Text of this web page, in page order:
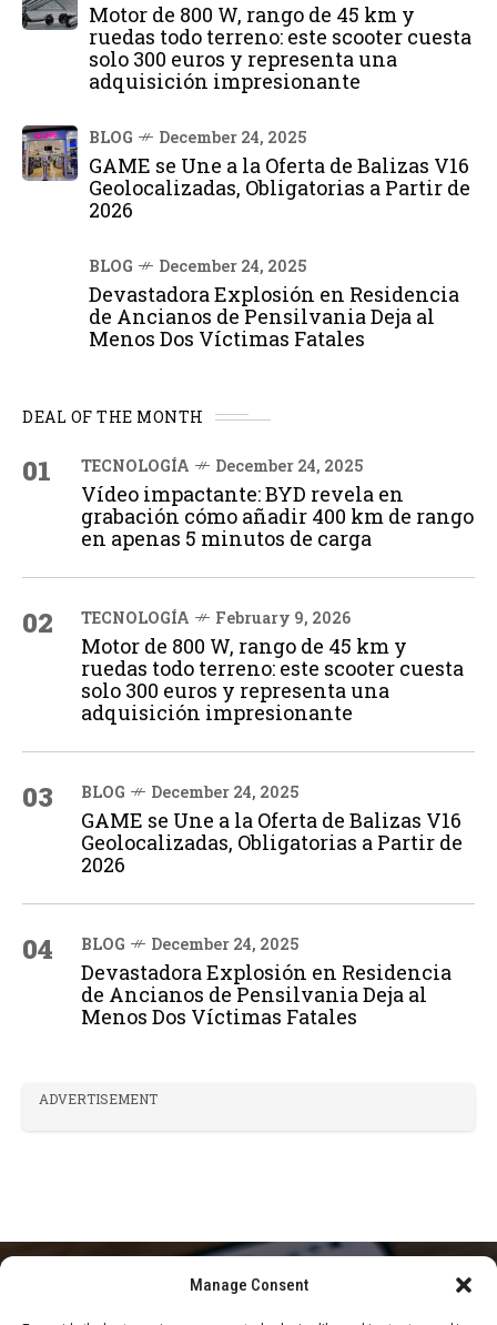
Manage Consent
Motor de 800 W, rango de 45 km y
ruedas todo terreno: este scooter cuesta
solo 300 euros y representa una
adquisición impresionante
BLOG December 24, 2025
GAME se Une a la Oferta de Balizas V16
Geolocalizadas, Obligatorias a Partir de
2026
BLOG December 24, 2025
Devastadora Explosión en Residencia
de Ancianos de Pensilvania Deja al
Menos Dos Víctimas Fatales
DEAL OF THE MONTH
01 TECNOLOGÍA December 24, 2025
Vídeo impactante: BYD revela en
grabación cómo añadir 400 km de rango
en apenas 5 minutos de carga
02 TECNOLOGÍA February 9, 2026
Motor de 800 W, rango de 45 km y
ruedas todo terreno: este scooter cuesta
solo 300 euros y representa una
adquisición impresionante
03 BLOG December 24, 2025
GAME se Une a la Oferta de Balizas V16
Geolocalizadas, Obligatorias a Partir de
2026
04 BLOG December 24, 2025
Devastadora Explosión en Residencia
de Ancianos de Pensilvania Deja al
Menos Dos Víctimas Fatales
ADVERTISEMENT
HOME
BLOG